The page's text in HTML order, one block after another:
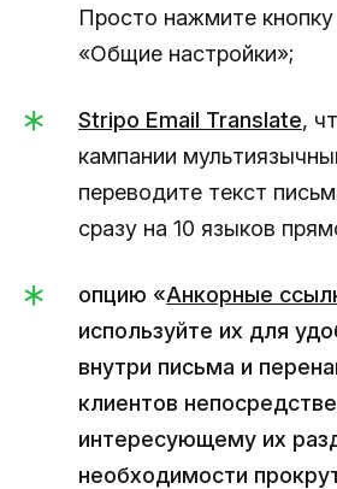
Просто нажмите
«Общие настройки»;
Stripo Email Translate,
кампании
переводите текст
сразу на 10 языков
опцию «Анкорные
используйте их для
внутри письма и
клиентов
интересующему их
необходимости